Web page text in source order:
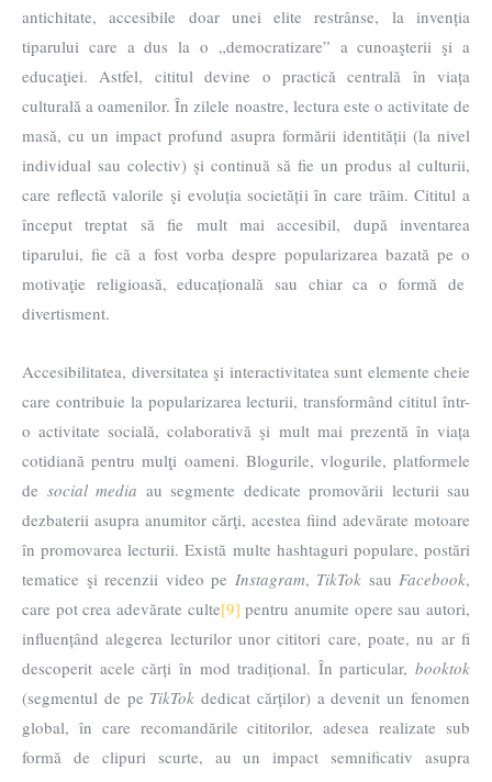
antichitate, accesibile doar unei elite restrânse, la invenția
tiparului care a dus la o „democratizare” a cunoaşterii şi a
educaţiei. Astfel, cititul devine o practică centrală în viața
culturală a oamenilor. În zilele noastre, lectura este o activitate de
masă, cu un impact profund asupra formării identității (la nivel
individual sau colectiv) şi continuă să fie un produs al culturii,
care reflectă valorile şi evoluția societății în care trăim. Cititul a
început treptat să fie mult mai accesibil, după inventarea
tiparului, fie că a fost vorba despre popularizarea bazată pe o
motivaţie religioasă, educațională sau chiar ca o formă de
divertisment.
Accesibilitatea, diversitatea şi interactivitatea sunt elemente cheie
care contribuie la popularizarea lecturii, transformând cititul într-
o activitate socială, colaborativă şi mult mai prezentă în viața
cotidiană pentru mulţi oameni. Blogurile, vlogurile, platformele
de social media au segmente dedicate promovării lecturii sau
dezbaterii asupra anumitor cărţi, acestea fiind adevărate motoare
în promovarea lecturii. Există multe hashtaguri populare, postări
tematice şi recenzii video pe Instagram, TikTok sau Facebook,
care pot crea adevărate culte[9] pentru anumite opere sau autori,
influențând alegerea lecturilor unor cititori care, poate, nu ar fi
descoperit acele cărți în mod tradițional. În particular, booktok
(segmentul de pe TikTok dedicat cărților) a devenit un fenomen
global, în care recomandările cititorilor, adesea realizate sub
formă de clipuri scurte, au un impact semnificativ asupra